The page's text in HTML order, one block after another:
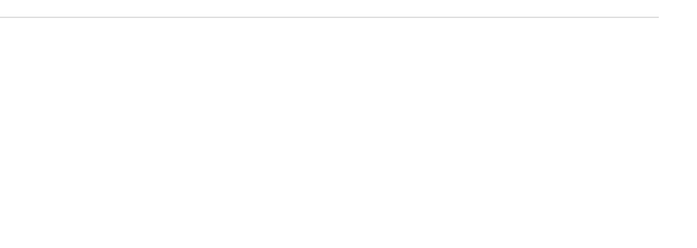
チキン」、「ミート＆マヨポテ
ゲリータ」のピザが１度に楽しめ